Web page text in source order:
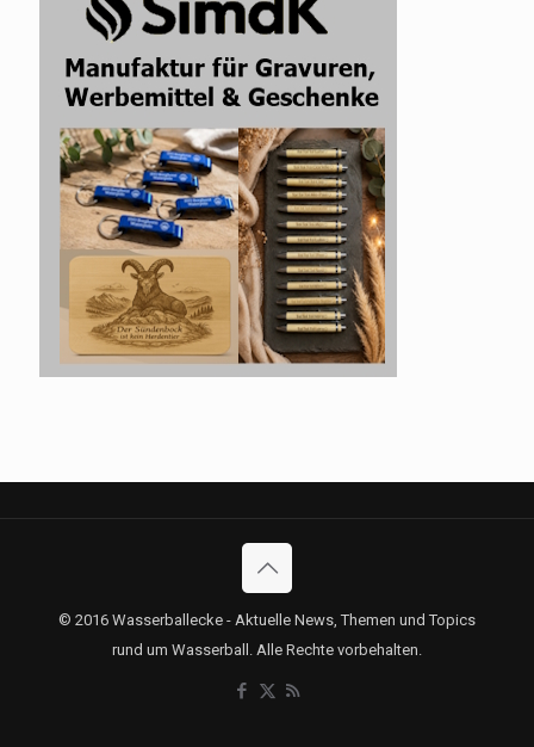
© 2016 Wasserballecke - Aktuelle News, Themen und Topics
rund um Wasserball. Alle Rechte vorbehalten.